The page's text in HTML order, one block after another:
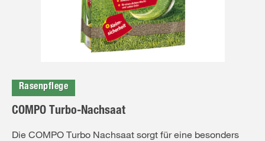
Rasenpflege
COMPO Turbo-Nachsaat
Die COMPO Turbo Nachsaat sorgt für eine besonders